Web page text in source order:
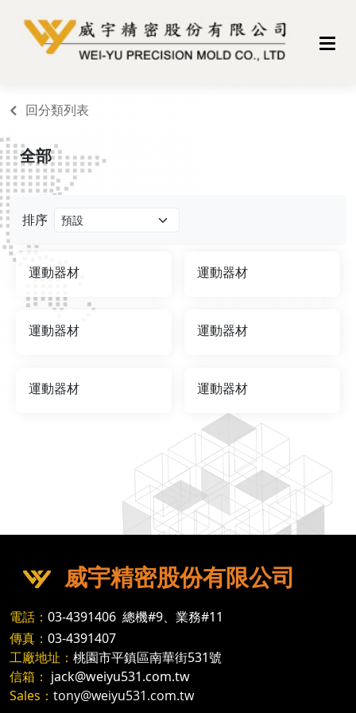
回分類列表
排序
運動器材 運動器材
運動器材 運動器材
運動器材 運動器材
全部
威宇精密股份有限公司
電話： 03-4391406 總機#9、業務#11
傳真： 03-4391407
工廠地址： 桃園市平鎮區南華街531號
信箱： jack@weiyu531.com.tw
Sales： tony@weiyu531.com.tw